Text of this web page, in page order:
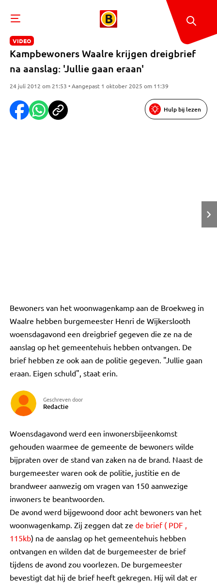
VIDEO
Kampbewoners Waalre krijgen dreigbrief
na aanslag: 'Jullie gaan eraan'
24 juli 2012 om 21:53 • Aangepast 1 oktober 2025 om 11:39
Hulp bij lezen
Bewoners van het woonwagenkamp aan de Broekweg in
Waalre hebben burgemeester Henri de Wijkerslooth
woensdagavond een dreigbrief gegeven die ze na de
aanslag op het gemeentehuis hebben ontvangen. De
brief hebben ze ook aan de politie gegeven. "Jullie gaan
eraan. Eigen schuld", staat erin.
Geschreven door
Redactie
Woensdagavond werd een inwonersbijeenkomst
gehouden waarmee de gemeente de bewoners wilde
bijpraten over de stand van zaken na de brand. Naast de
burgemeester waren ook de politie, justitie en de
brandweer aanwezig om vragen van 150 aanwezige
inwoners te beantwoorden.
De avond werd bijgewoond door acht bewoners van het
woonwagenkamp. Zij zeggen dat ze de brief ( PDF ,
115kb) na de aanslag op het gemeentehuis hebben
ontvangen en wilden dat de burgemeester de brief
tijdens de avond zou voorlezen. De burgemeester
bevestigt dat hij de brief heeft gekregen. Hij wil dat er